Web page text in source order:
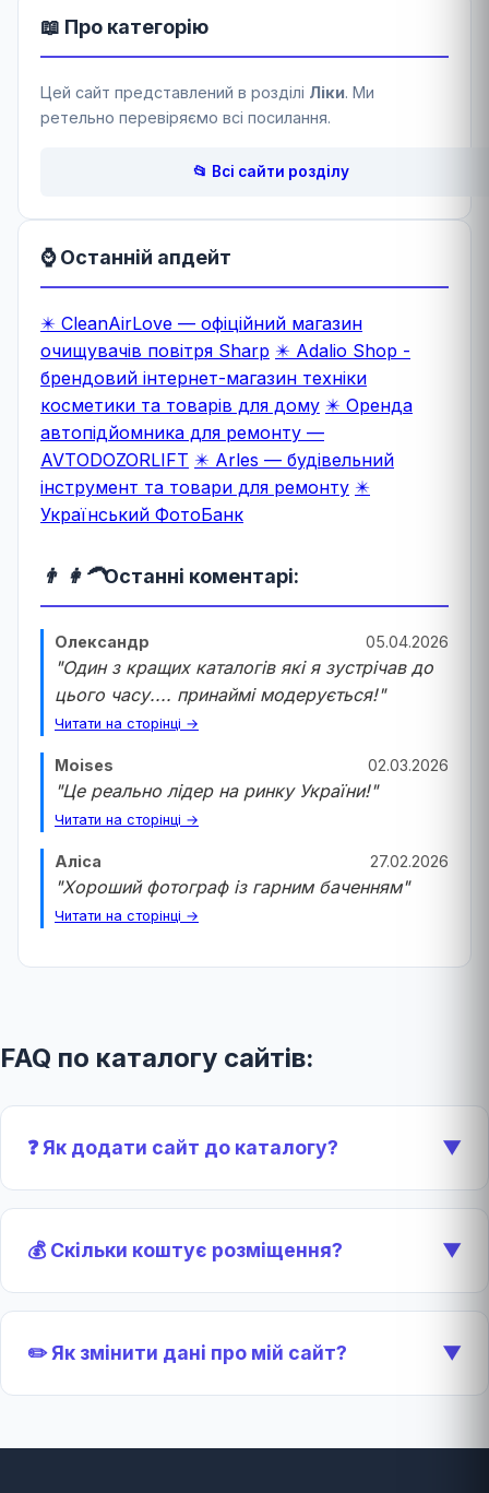
📖 Про категорію
Цей сайт представлений в розділі Ліки. Ми
ретельно перевіряємо всі посилання.
📂 Всі сайти розділу
⌚ Останній апдейт
✴️ CleanAirLove — офіційний магазин
очищувачів повітря Sharp ✴️ Adalio Shop -
брендовий інтернет-магазин техніки
косметики та товарів для дому ✴️ Оренда
автопідйомника для ремонту —
AVTODOZORLIFT ✴️ Arles — будівельний
інструмент та товари для ремонту ✴️
Український ФотоБанк
👨 👩‍🦱Останні коментарі:
Олександр 05.04.2026
"Один з кращих каталогів які я зустрічав до
цього часу.... принаймі модерується!"
Читати на сторінці →
Moises 02.03.2026
"Це реально лідер на ринку України!"
Читати на сторінці →
Аліса 27.02.2026
"Хороший фотограф із гарним баченням"
Читати на сторінці →
FAQ по каталогу сайтів:
❓ Як додати сайт до каталогу? ▼
💰 Скільки коштує розміщення? ▼
✏️ Як змінити дані про мій сайт? ▼